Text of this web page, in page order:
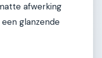
afwerking
glanzende